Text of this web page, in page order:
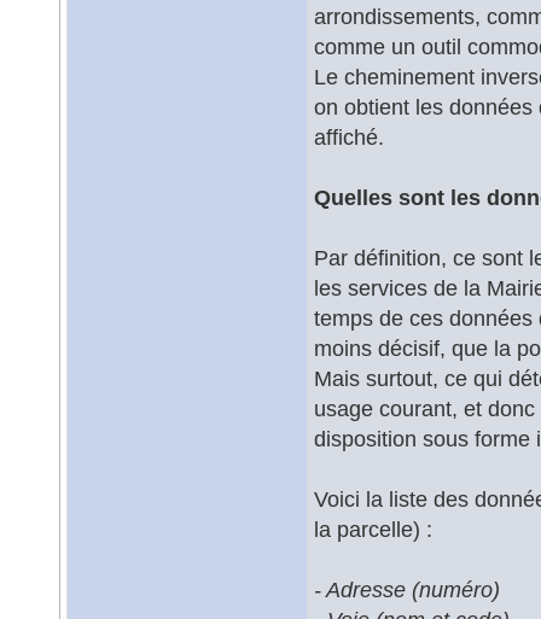
arrondissements,
comme un outil
Le cheminement
on obtient les données
affiché.
Quelles sont les
Par définition, ce sont
les services de la
temps de ces données
moins décisif, que la
Mais surtout, ce qui
usage courant, et
disposition sous forme
Voici la liste des
la parcelle) :
- Adresse (numéro)